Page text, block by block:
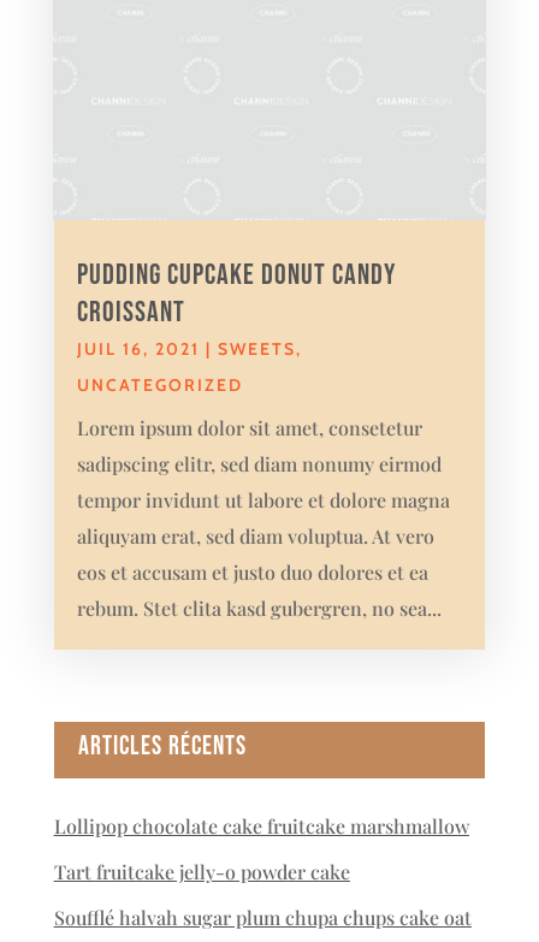
Pudding cupcake donut candy
croissant
JUIL 16, 2021 | SWEETS,
UNCATEGORIZED
Lorem ipsum dolor sit amet, consetetur
sadipscing elitr, sed diam nonumy eirmod
tempor invidunt ut labore et dolore magna
aliquyam erat, sed diam voluptua. At vero
eos et accusam et justo duo dolores et ea
rebum. Stet clita kasd gubergren, no sea...
Articles récents
Lollipop chocolate cake fruitcake marshmallow
Tart fruitcake jelly-o powder cake
Soufflé halvah sugar plum chupa chups cake oat